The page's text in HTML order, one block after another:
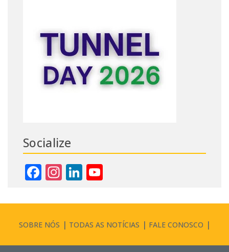
Socialize
Facebook
Instagram
LinkedIn
SOBRE NÓS TODAS AS NOTÍCIAS FALE CONOSCO